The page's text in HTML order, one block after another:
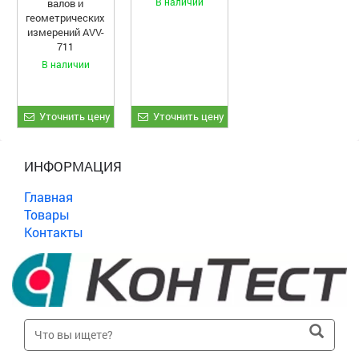
валов и
геометрических
измерений AVV-
711
В наличии
Уточнить цену Уточнить цену
ИНФОРМАЦИЯ
Главная
Товары
Контакты